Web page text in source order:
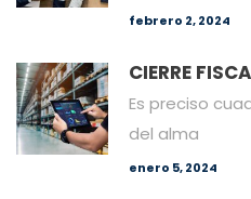
febrero 2, 2024
CIERRE
Es preciso
del alma
enero 5, 2024